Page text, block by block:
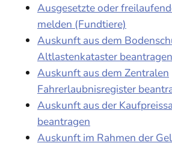
Ausgesetzte oder
melden (Fundtiere)
Auskunft aus dem
Altlastenkataster beantragen
Auskunft aus dem Zentralen
Fahrerlaubnisregister
Auskunft aus der
beantragen
Auskunft im Rahmen der